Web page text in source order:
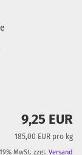
9,25 EUR
185,00 EUR pro kg
MwSt. zzgl. Versand